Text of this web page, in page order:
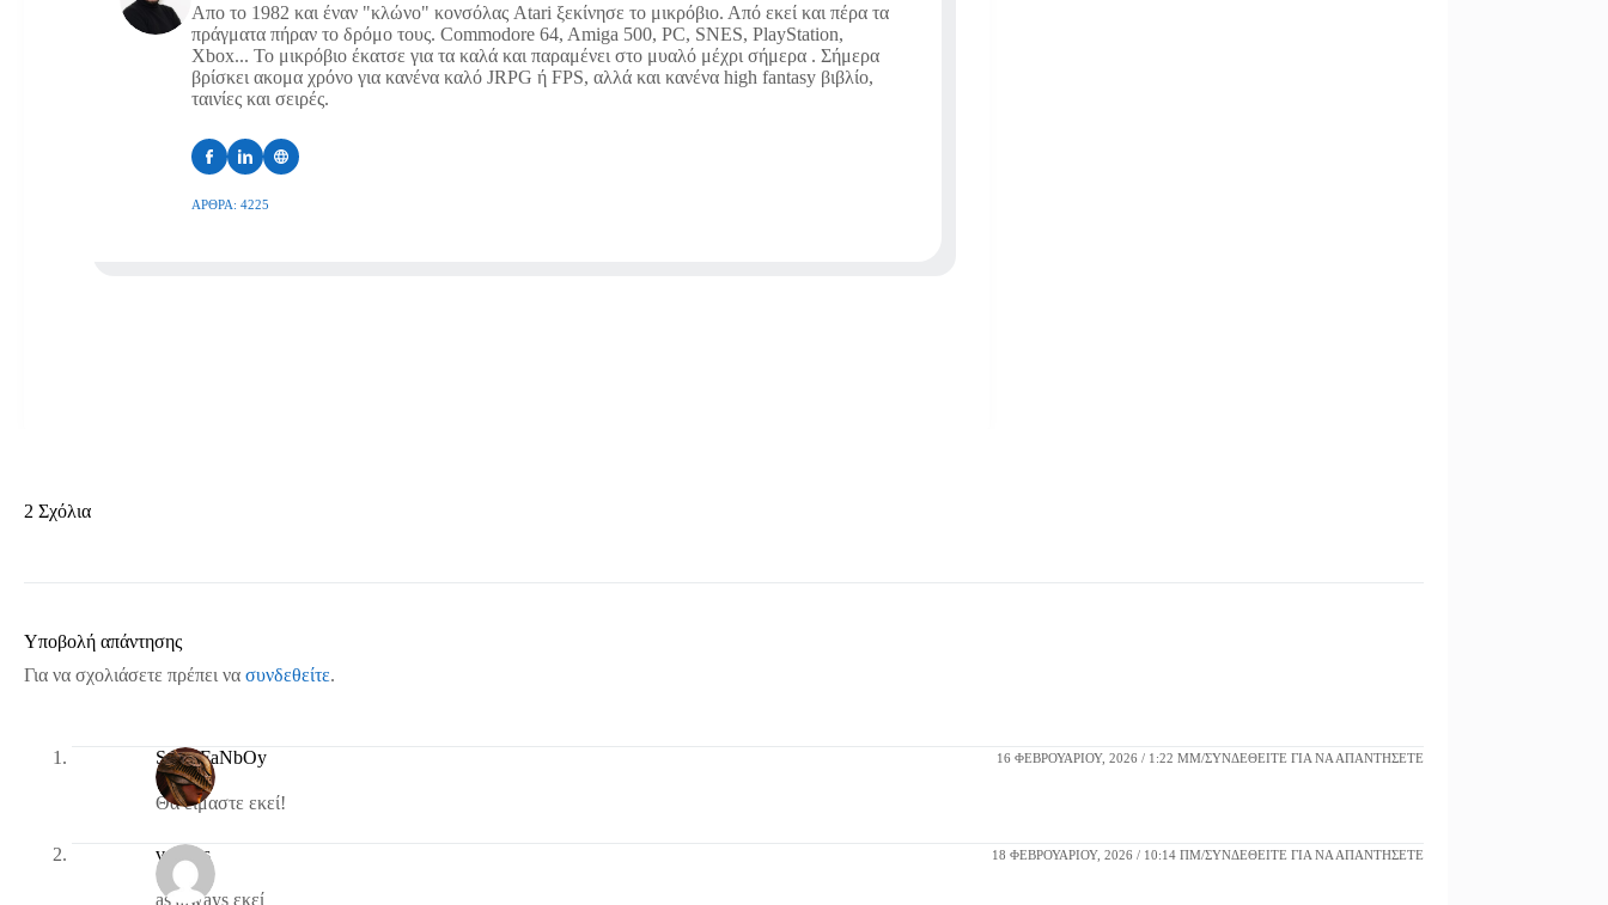
Απο το 1982 και έναν "κλώνο" κονσόλας Atari ξεκίνησε το μικρόβιο. Από εκεί και πέρα τα
πράγματα πήραν το δρόμο τους. Commodore 64, Amiga 500, PC, SNES, PlayStation,
Xbox... Το μικρόβιο έκατσε για τα καλά και παραμένει στο μυαλό μέχρι σήμερα . Σήμερα
βρίσκει ακομα χρόνο για κανένα καλό JRPG ή FPS, αλλά και κανένα high fantasy βιβλίο,
ταινίες και σειρές.
ΆΡΘΡΑ: 4225
2 Σχόλια
Υποβολή απάντησης
Για να σχολιάσετε πρέπει να συνδεθείτε.
SoNyFaNbOy 16 ΦΕΒΡΟΥΑΡΊΟΥ, 2026 / 1:22 ΜΜ ΣΥΝΔΕΘΕΊΤΕ ΓΙΑ ΝΑ ΑΠΑΝΤΉΣΕΤΕ
Θα είμαστε εκεί!
vasgias 18 ΦΕΒΡΟΥΑΡΊΟΥ, 2026 / 10:14 ΠΜ ΣΥΝΔΕΘΕΊΤΕ ΓΙΑ ΝΑ ΑΠΑΝΤΉΣΕΤΕ
as always εκεί